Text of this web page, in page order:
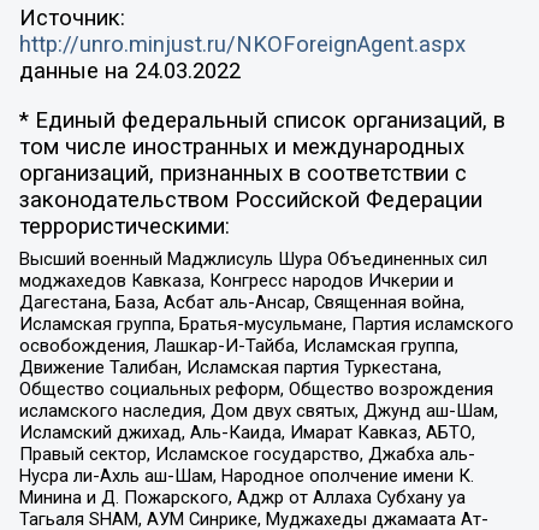
Источник:
http://unro.minjust.ru/NKOForeignAgent.aspx
данные на 24.03.2022
* Единый федеральный список организаций, в
том числе иностранных и международных
организаций, признанных в соответствии с
законодательством Российской Федерации
террористическими:
Высший военный Маджлисуль Шура Объединенных сил
моджахедов Кавказа, Конгресс народов Ичкерии и
Дагестана, База, Асбат аль-Ансар, Священная война,
Исламская группа, Братья-мусульмане, Партия исламского
освобождения, Лашкар-И-Тайба, Исламская группа,
Движение Талибан, Исламская партия Туркестана,
Общество социальных реформ, Общество возрождения
исламского наследия, Дом двух святых, Джунд аш-Шам,
Исламский джихад, Аль-Каида, Имарат Кавказ, АБТО,
Правый сектор, Исламское государство, Джабха аль-
Нусра ли-Ахль аш-Шам, Народное ополчение имени К.
Минина и Д. Пожарского, Аджр от Аллаха Субхану уа
Тагьаля SHAM, АУМ Синрике, Муджахеды джамаата Ат-